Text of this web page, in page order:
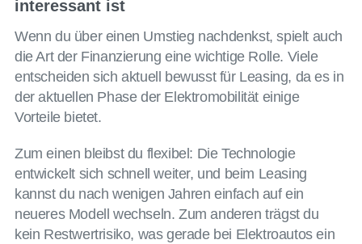
interessant ist
Wenn du über einen Umstieg nachdenkst, spielt auch
die Art der Finanzierung eine wichtige Rolle. Viele
entscheiden sich aktuell bewusst für Leasing, da es in
der aktuellen Phase der Elektromobilität einige
Vorteile bietet.
Zum einen bleibst du flexibel: Die Technologie
entwickelt sich schnell weiter, und beim Leasing
kannst du nach wenigen Jahren einfach auf ein
neueres Modell wechseln. Zum anderen trägst du
kein Restwertrisiko, was gerade bei Elektroautos ein